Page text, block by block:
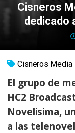
Cisneros
dedicado
Cisneros Media
El grupo de
HC2
Novelísima,
a las